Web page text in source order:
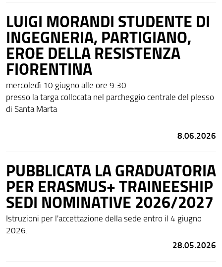
LUIGI MORANDI STUDENTE DI
INGEGNERIA, PARTIGIANO,
EROE DELLA RESISTENZA
FIORENTINA
mercoledì 10 giugno alle ore 9:30
presso la targa collocata nel parcheggio centrale del plesso
di Santa Marta
8.06.2026
PUBBLICATA LA GRADUATORIA
PER ERASMUS+ TRAINEESHIP
SEDI NOMINATIVE 2026/2027
Istruzioni per l'accettazione della sede entro il 4 giugno
2026.
28.05.2026